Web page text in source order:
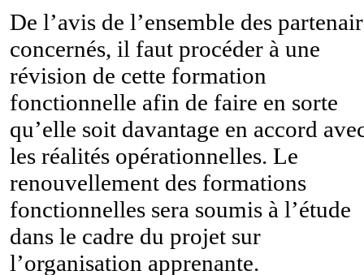
De l’avis de l’ensemble des
concernés, il faut procéder à une
révision de cette formation
fonctionnelle afin de faire en sorte
qu’elle soit davantage en accord
les réalités opérationnelles. Le
renouvellement des formations
fonctionnelles sera soumis à l’étude
dans le cadre du projet sur
l’organisation apprenante.